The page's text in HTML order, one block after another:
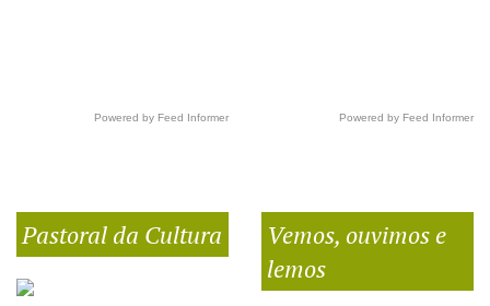
Powered by Feed Informer Powered by Feed Informer
Pastoral da Cultura
Vemos, ouvimos e
lemos